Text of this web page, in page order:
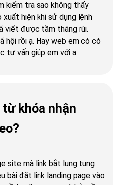
kiểm tra sao không thấy
xuất hiện khi sử dụng lệnh
viết được tầm tháng rùi.
hội rồi ạ. Hay web em có có
tư vấn giúp em với ạ
khóa nhận
site mà link bắt lung tung
bài đặt link landing page vào